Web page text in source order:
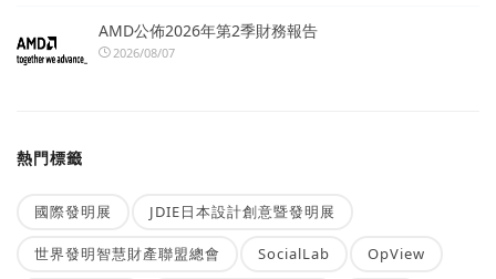
AMD公佈2026年第2季財務報告
2026/08/07
熱門標籤
國際發明展 JDIE日本設計創意暨發明展
世界發明智慧財產聯盟總會 SocialLab OpView